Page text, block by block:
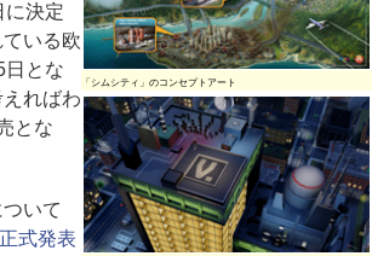
「シムシティ」のコンセプトアート
に決定
いる欧
日とな
ればわ
とな
いて
式発表